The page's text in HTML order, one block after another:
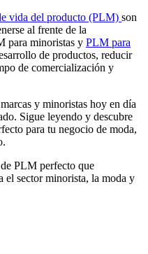
vida del producto (PLM) son
al frente de la
para minoristas y PLM para
de productos, reducir
de comercialización y
y minoristas hoy en día
Sigue leyendo y descubre
para tu negocio de moda,
PLM perfecto que
el sector minorista, la moda y